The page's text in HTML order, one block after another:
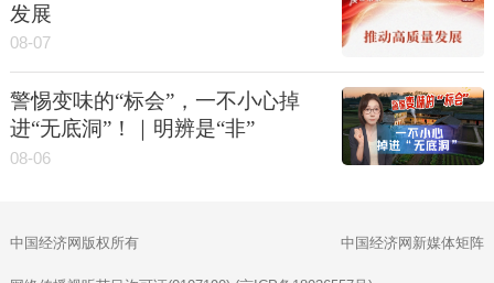
发展
08-07
警惕变味的“标会”，一不小心掉
进“无底洞”！｜明辨是“非”
08-06
中国经济网版权所有 中国经济网新媒体矩阵